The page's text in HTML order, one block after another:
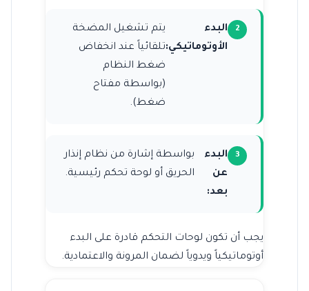
البدء
الأوتوماتيكي:
يتم تشغيل المضخة
تلقائياً عند انخفاض
ضغط النظام
(بواسطة مفتاح
ضغط).
البدء
عن
بعد:
بواسطة إشارة من نظام إنذار
الحريق أو لوحة تحكم رئيسية.
يجب أن تكون لوحات التحكم قادرة على البدء
أوتوماتيكياً ويدوياً لضمان المرونة والاعتمادية.